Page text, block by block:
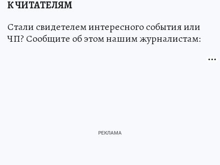
К ЧИТАТЕЛЯМ
Стали свидетелем интересного события или
ЧП? Сообщите об этом нашим журналистам: